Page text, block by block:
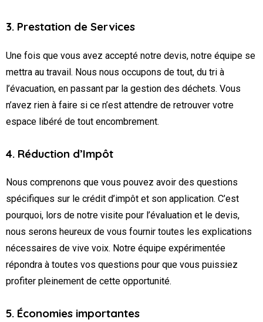
3. Prestation de Services
Une fois que vous avez accepté notre devis, notre équipe se
mettra au travail. Nous nous occupons de tout, du tri à
l’évacuation, en passant par la gestion des déchets. Vous
n’avez rien à faire si ce n’est attendre de retrouver votre
espace libéré de tout encombrement.
4. Réduction d’Impôt
Nous comprenons que vous pouvez avoir des questions
spécifiques sur le crédit d’impôt et son application. C’est
pourquoi, lors de notre visite pour l’évaluation et le devis,
nous serons heureux de vous fournir toutes les explications
nécessaires de vive voix. Notre équipe expérimentée
répondra à toutes vos questions pour que vous puissiez
profiter pleinement de cette opportunité.
5. Économies importantes